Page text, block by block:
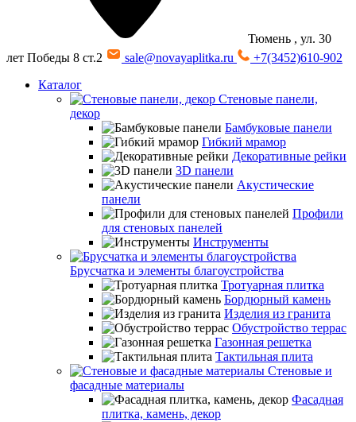
Тюмень , ул. 30
лет Победы 8 ст.2
sale@novayaplitka.ru
+7(3452)610-902
Каталог
Стеновые панели,
декор
Бамбуковые панели
Гибкий мрамор
Декоративные рейки
3D панели
Акустические
панели
Профили
для стеновых панелей
Инструменты
Брусчатка и элементы благоустройства
Тротуарная плитка
Бордюрный камень
Изделия из гранита
Обустройство террас
Газонная решетка
Тактильная плита
Стеновые и
фасадные материалы
Фасадная
плитка, камень, декор